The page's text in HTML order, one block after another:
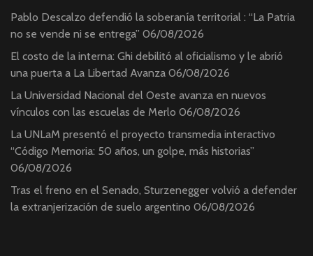
Pablo Descalzo defendió la soberanía territorial : “La Patria
no se vende ni se entrega” 06/08/2026
El costo de la interna: Ghi debilitó al oficialismo y le abrió
una puerta a La Libertad Avanza 06/08/2026
La Universidad Nacional del Oeste avanza en nuevos
vínculos con las escuelas de Merlo 06/08/2026
La UNLaM presentó el proyecto transmedia interactivo
“Código Memoria: 50 años, un golpe, más historias”
06/08/2026
Tras el freno en el Senado, Sturzenegger volvió a defender
la extranjerización de suelo argentino 06/08/2026